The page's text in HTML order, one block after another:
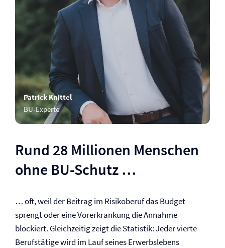
Patrick Knittel
BU-Experte
Rund 28 Millionen Menschen
ohne BU-Schutz …
… oft, weil der Beitrag im Risikoberuf das Budget
sprengt oder eine Vorerkrankung die Annahme
blockiert. Gleichzeitig zeigt die Statistik: Jeder vierte
Berufstätige wird im Lauf seines Erwerbslebens